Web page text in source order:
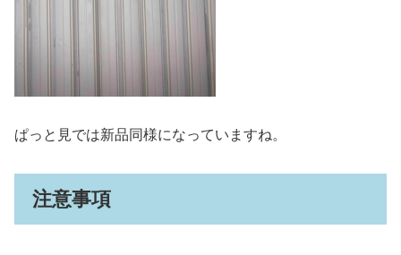
ぱっと見では新品同様になっていますね。
注意事項